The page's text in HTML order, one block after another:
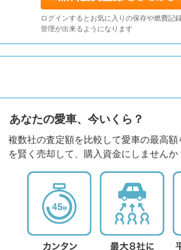
ログインするとお気に入りの保存や燃費記
管理が出来るようになります
あなたの愛車、今いくら？
複数社の査定額を比較して愛車の最高
を賢く売却して、購入資金にしませんか